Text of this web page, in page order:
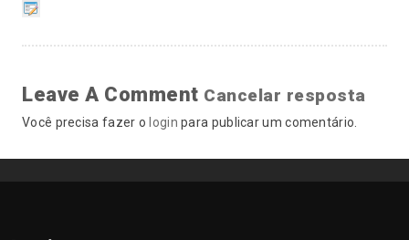
Leave A Comment Cancelar resposta
Você precisa fazer o login para publicar um comentário.